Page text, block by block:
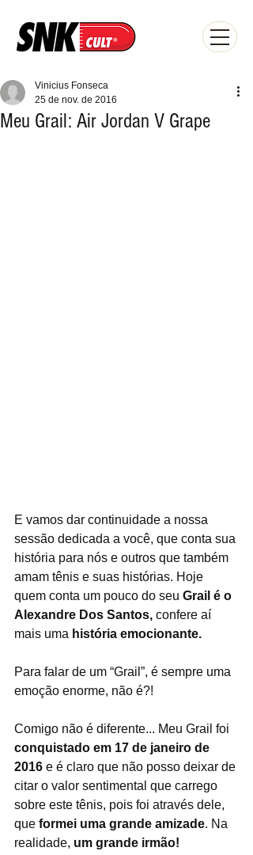
Meu Grail: Air Jordan V Grape
Vinicius Fonseca
25 de nov. de 2016
E vamos dar continuidade a nossa
sessão dedicada a você, que conta sua
história para nós e outros que também
amam tênis e suas histórias. Hoje
quem conta um pouco do seu Grail é o
Alexandre Dos Santos, confere aí
mais uma história emocionante.
Para falar de um “Grail”, é sempre uma
emoção enorme, não é?!
Comigo não é diferente... Meu Grail foi
conquistado em 17 de janeiro de
2016 e é claro que não posso deixar de
citar o valor sentimental que carrego
sobre este tênis, pois foi através dele,
que formei uma grande amizade. Na
realidade, um grande irmão!